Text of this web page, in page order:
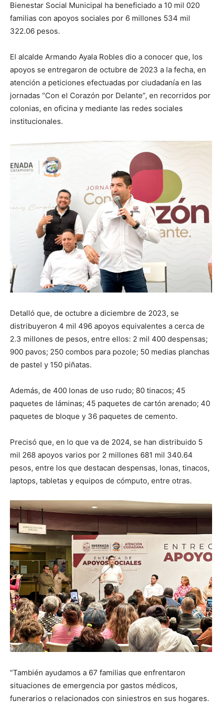
Bienestar Social Municipal ha beneficiado a 10 mil 020
familias con apoyos sociales por 6 millones 534 mil
322.06 pesos.
El alcalde Armando Ayala Robles dio a conocer que, los
apoyos se entregaron de octubre de 2023 a la fecha, en
atención a peticiones efectuadas por ciudadanía en las
jornadas “Con el Corazón por Delante”, en recorridos por
colonias, en oficina y mediante las redes sociales
institucionales.
Detalló que, de octubre a diciembre de 2023, se
distribuyeron 4 mil 496 apoyos equivalentes a cerca de
2.3 millones de pesos, entre ellos: 2 mil 400 despensas;
900 pavos; 250 combos para pozole; 50 medias planchas
de pastel y 150 piñatas.
Además, de 400 lonas de uso rudo; 80 tinacos; 45
paquetes de láminas; 45 paquetes de cartón arenado; 40
paquetes de bloque y 36 paquetes de cemento.
Precisó que, en lo que va de 2024, se han distribuido 5
mil 268 apoyos varios por 2 millones 681 mil 340.64
pesos, entre los que destacan despensas, lonas, tinacos,
laptops, tabletas y equipos de cómputo, entre otras.
“También ayudamos a 67 familias que enfrentaron
situaciones de emergencia por gastos médicos,
funerarios o relacionados con siniestros en sus hogares.